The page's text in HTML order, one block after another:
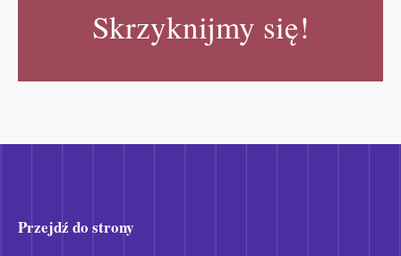
Skrzyknijmy się!
Przejdź do strony